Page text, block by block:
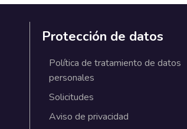
Protección de datos
Política de tratamiento de datos
personales
Solicitudes
Aviso de privacidad